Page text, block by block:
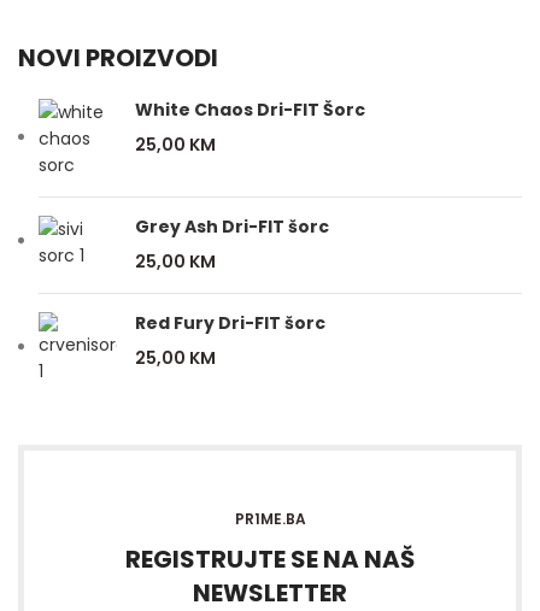
NOVI PROIZVODI
White Chaos Dri-FIT Šorc
25,00 KM
Grey Ash Dri-FIT šorc
25,00 KM
Red Fury Dri-FIT šorc
25,00 KM
PR1ME.BA
REGISTRUJTE SE NA NAŠ
NEWSLETTER